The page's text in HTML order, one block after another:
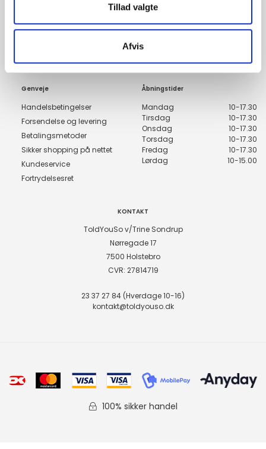
Tillad valgte
Afvis
Tilmeld
Genveje
Handelsbetingelser
Forsendelse og levering
Betalingsmetoder
Sikker shopping på nettet
Kundeservice
Fortrydelsesret
Åbningstider
Mandag
10-17.30
Tirsdag
10-17.30
Onsdag
10-17.30
Torsdag
10-17.30
Fredag
10-17.30
Lørdag
10-15.00
KONTAKT
ToldYouSo v/Trine Sondrup
Nørregade 17
7500 Holstebro
CVR: 27814719
23 37 27 84 (Hverdage 10-16)
kontakt@toldyouso.dk
100% sikker handel